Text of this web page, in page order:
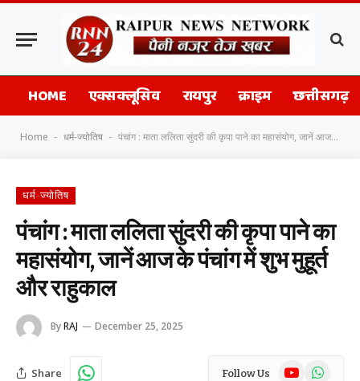
HOME एक्सक्लूसिव रायपुर क्राइम छत्तीसगढ़
Home - धर्म-ज्योतिष - पंचांग : माता ललिता सुंदरी की कृपा पाने का महासंयोग, जानें आज के पंचांग में शुभ मुहूर्त और राहुकाल
धर्म-ज्योतिष
पंचांग : माता ललिता सुंदरी की कृपा पाने का
महासंयोग, जानें आज के पंचांग में शुभ मुहूर्त
और राहुकाल
ByRAJ December 25, 2025
Share Follow Us YouTubeWhatsApp